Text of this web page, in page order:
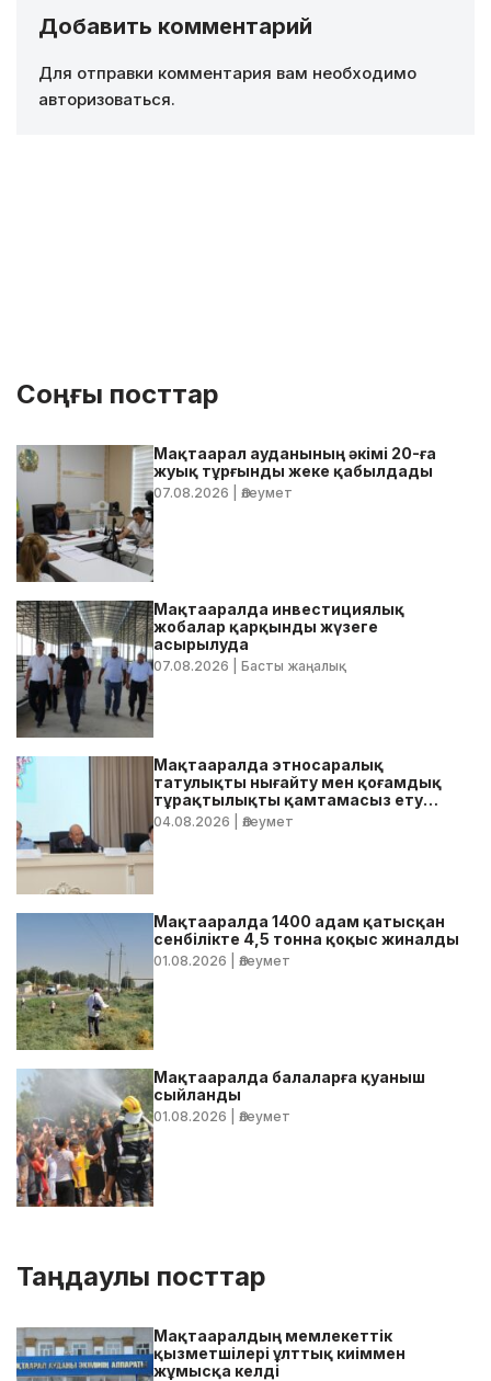
Добавить комментарий
Для отправки комментария вам необходимо
авторизоваться.
Соңғы посттар
Мақтаарал ауданының әкімі 20-ға
жуық тұрғынды жеке қабылдады
07.08.2026 | Әлеумет
Мақтааралда инвестициялық
жобалар қарқынды жүзеге
асырылуда
07.08.2026 | Басты жаңалық
Мақтааралда этносаралық
татулықты нығайту мен қоғамдық
тұрақтылықты қамтамасыз ету
бойынша жедел кеңес өтті
04.08.2026 | Әлеумет
Мақтааралда 1400 адам қатысқан
сенбілікте 4,5 тонна қоқыс жиналды
01.08.2026 | Әлеумет
Мақтааралда балаларға қуаныш
сыйланды
01.08.2026 | Әлеумет
Таңдаулы посттар
Мақтааралдың мемлекеттік
қызметшілері ұлттық киіммен
жұмысқа келді